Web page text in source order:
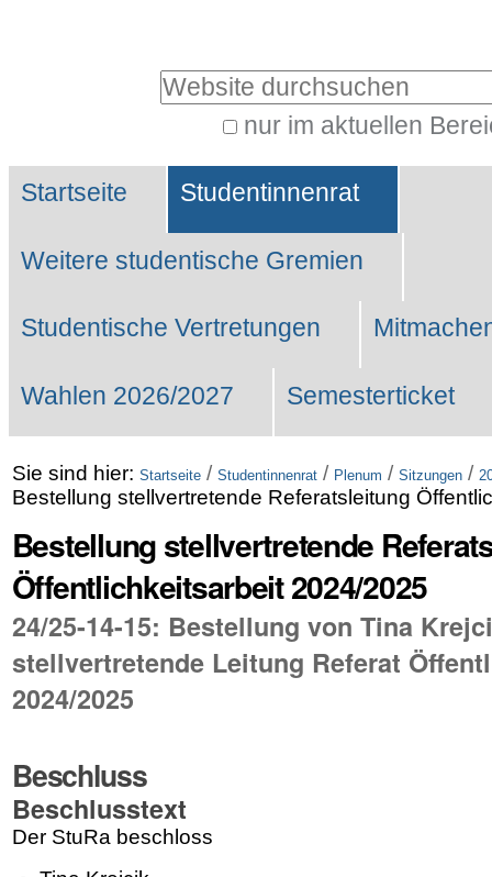
Website durchsuchen
nur im aktuellen
Suche…
Sektionen
Startseite Studentinnenrat
Weitere studentische Gremien
Studentische Vertretungen
Wahlen 2026/2027 Semesterticket
Sie sind hier: Startseite / Studentinnenrat / Plenum / Sitzungen /
Bestellung stellvertretende Referatsleitung
Bestellung stellvertretende
Öffentlichkeitsarbeit 2024/2025
24/25-14-15: Bestellung von Tina
stellvertretende Leitung Referat
2024/2025
Beschluss
Beschlusstext
Der StuRa beschloss